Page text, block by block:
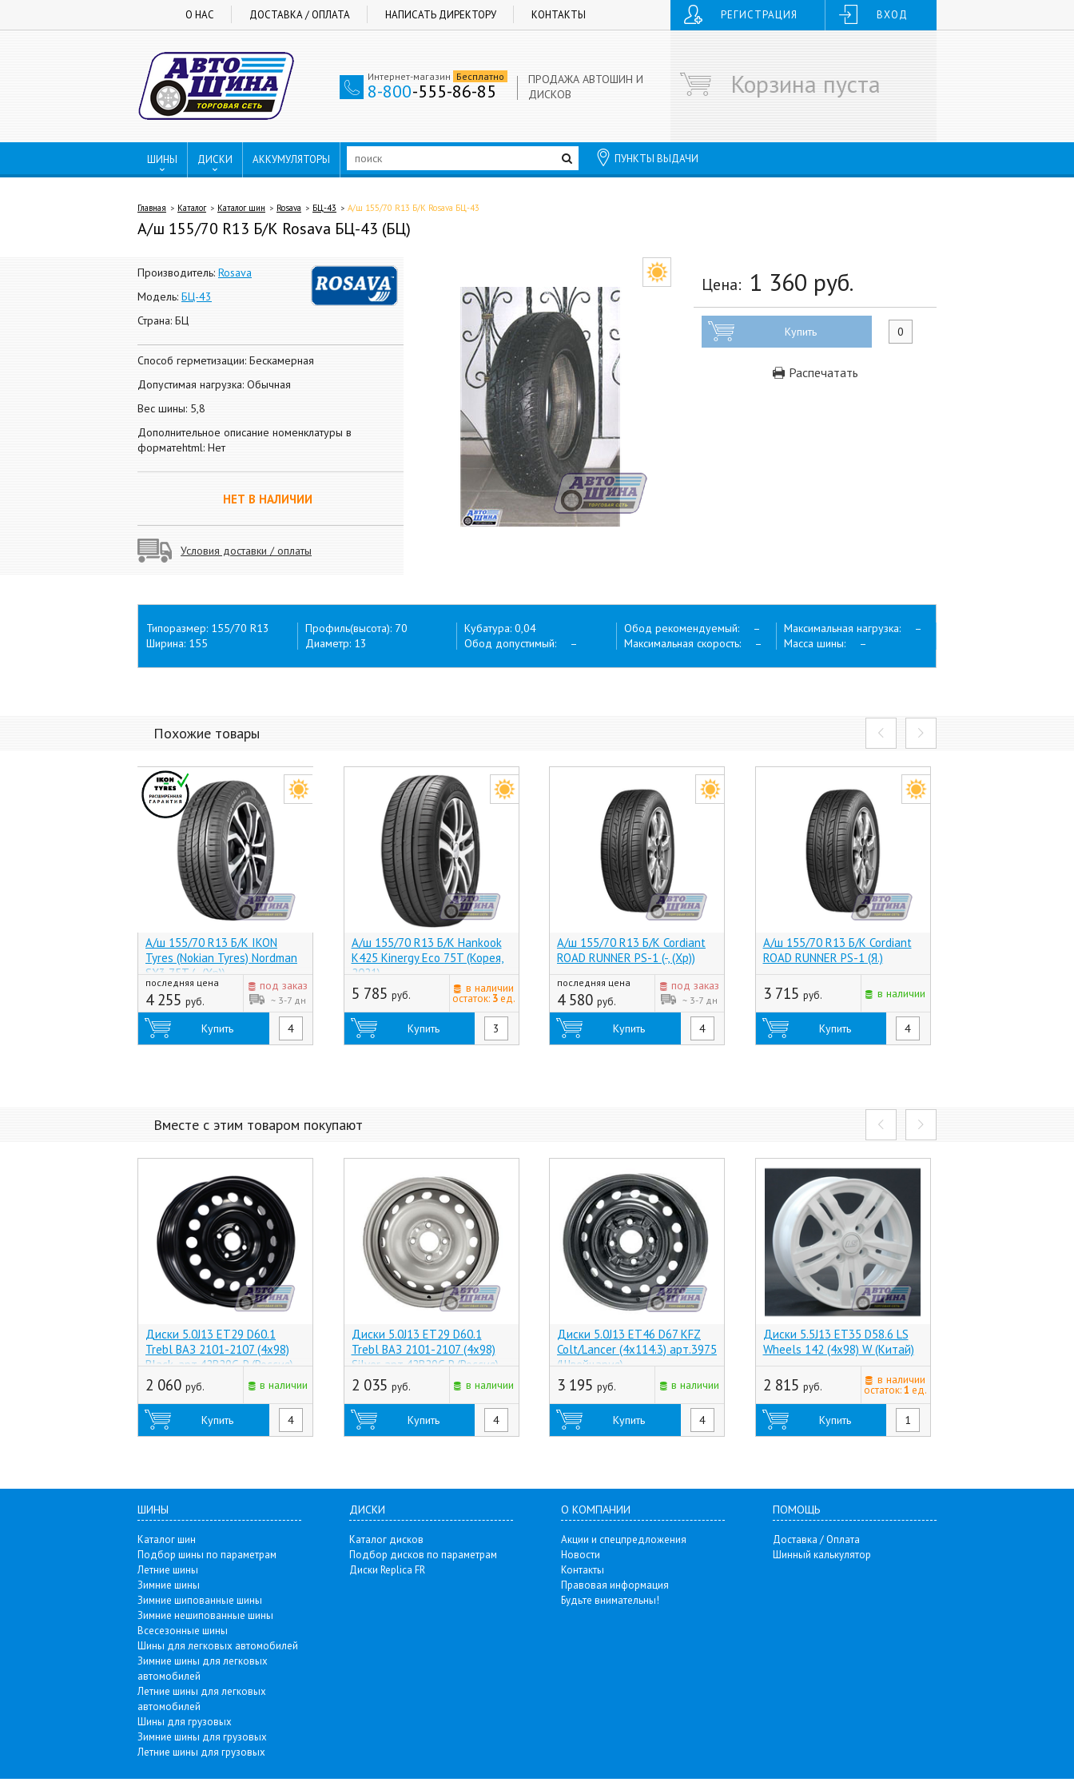
О НАС ДОСТАВКА / ОПЛАТА НАПИСАТЬ ДИРЕКТОРУ КОНТАКТЫ РЕГИСТРАЦИЯ ВХОД
Интернет-магазин Бесплатно
8-800-555-86-85
ПРОДАЖА АВТОШИН И
ДИСКОВ
Корзина пуста
ШИНЫ ДИСКИ АККУМУЛЯТОРЫ ПУНКТЫ ВЫДАЧИ
Главная Каталог Каталог шин Rosava БЦ-43 А/ш 155/70 R13 Б/К Rosava БЦ-43
А/ш 155/70 R13 Б/К Rosava БЦ-43 (БЦ)
Производитель: Rosava
Модель: БЦ-43
Страна: БЦ
Способ герметизации: Бескамерная
Допустимая нагрузка: Обычная
Вес шины: 5,8
Дополнительное описание номенклатуры в
форматеhtml: Нет
НЕТ В НАЛИЧИИ
Условия доставки / оплаты
Цена: 1 360 руб.
Купить
Распечатать
Типоразмер: 155/70 R13
Ширина: 155
Профиль(высота): 70
Диаметр: 13
Кубатура: 0,04
Обод допустимый: –
Обод рекомендуемый: –
Максимальная скорость: –
Максимальная нагрузка: –
Масса шины: –
Похожие товары
А/ш 155/70 R13 Б/К IKON
Tyres (Nokian Tyres) Nordman
SX3 75T (-, (Хр))
последняя цена
4 255 руб.
под заказ
~ 3-7 дн
Купить
А/ш 155/70 R13 Б/К Hankook
K425 Kinergy Eco 75T (Корея,
2021)
5 785 руб.
в наличии
остаток: 3ед.
Купить
А/ш 155/70 R13 Б/К Cordiant
ROAD RUNNER PS-1 (-, (Хр))
последняя цена
4 580 руб.
под заказ
~ 3-7 дн
Купить
А/ш 155/70 R13 Б/К Cordiant
ROAD RUNNER PS-1 (Я.)
3 715 руб. в наличии
Купить
Вместе с этим товаром покупают
Диски 5.0J13 ET29 D60.1
Trebl ВАЗ 2101-2107 (4x98)
Black, арт.42B29C_P (Россия)
2 060 руб. в наличии
Купить
Диски 5.0J13 ET29 D60.1
Trebl ВАЗ 2101-2107 (4x98)
Silver, арт.42B29C-P (Россия)
2 035 руб. в наличии
Купить
Диски 5.0J13 ET46 D67 KFZ
Colt/Lancer (4x114.3) арт.3975
(Швейцария)
3 195 руб. в наличии
Купить
Диски 5.5J13 ET35 D58.6 LS
Wheels 142 (4x98) W (Китай)
2 815 руб.
в наличии
остаток:1 ед.
Купить
ШИНЫ
Каталог шин
Подбор шины по параметрам
Летние шины
Зимние шины
Зимние шипованные шины
Зимние нешипованные шины
Всесезонные шины
Шины для легковых автомобилей
Зимние шины для легковых
автомобилей
Летние шины для легковых
автомобилей
Шины для грузовых
Зимние шины для грузовых
Летние шины для грузовых
ДИСКИ
Каталог дисков
Подбор дисков по параметрам
Диски Replica FR
О КОМПАНИИ
Акции и спецпредложения
Новости
Контакты
Правовая информация
Будьте внимательны!
ПОМОЩЬ
Доставка / Оплата
Шинный калькулятор